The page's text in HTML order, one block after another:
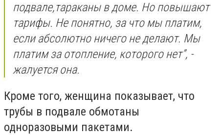
подвале,тараканы в доме. Но повышают
тарифы. Не понятно, за что мы платим,
если абсолютно ничего не делают. Мы
платим за отопление, которого нет”, -
жалуется она.
Кроме того, женщина показывает, что
трубы в подвале обмотаны
одноразовыми пакетами.